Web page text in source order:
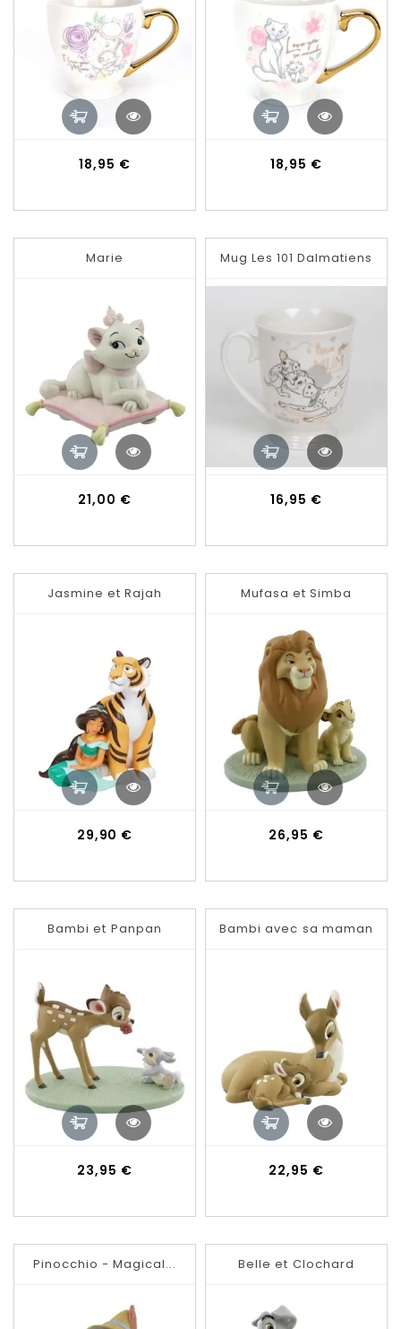
18,95 €Prix 18,95 €Prix
Marie
21,00 €Prix
Mug Les 101 Dalmatiens
16,95 €Prix
Jasmine et Rajah
29,90 €
Mufasa et Simba
26,95 €Prix
Bambi et Panpan
23,95 €Prix
Bambi avec sa maman
22,95 €Prix
Pinocchio - Magical... Belle et Clochard